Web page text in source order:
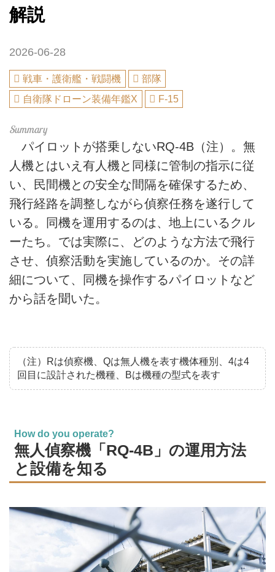
解説
2026-06-28
戦車・護衛艦・戦闘機
部隊
自衛隊ドローン装備年鑑X
F-15
パイロットが搭乗しないRQ-4B（注）。無
人機とはいえ有人機と同様に管制の指示に従
い、民間機との安全な間隔を確保するため、
飛行経路を調整しながら偵察任務を遂行して
いる。同機を運用するのは、地上にいるクル
ーたち。では実際に、どのような方法で飛行
させ、偵察活動を実施しているのか。その詳
細について、同機を操作するパイロットなど
から話を聞いた。
（注）Rは偵察機、Qは無人機を表す機体種別、4は4
回目に設計された機種、Bは機種の型式を表す
How do you operate?
無人偵察機「RQ-4B」の運用方法
と設備を知る